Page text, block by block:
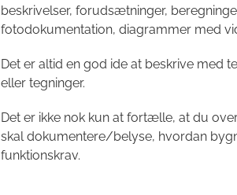
beskrivelser, forudsætninger,
fotodokumentation, diagrammer med
Det er altid en god ide at beskrive med
eller tegninger.
Det er ikke nok kun at fortælle, at du
skal dokumentere/belyse, hvordan
funktionskrav.